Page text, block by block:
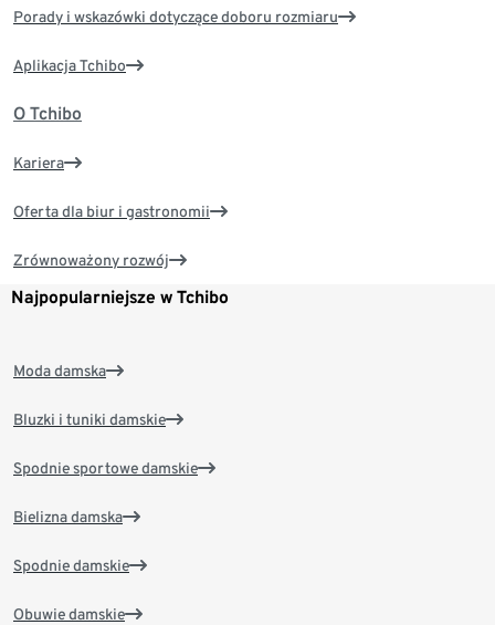
Porady i wskazówki dotyczące doboru rozmiaru
Aplikacja Tchibo
O Tchibo
Kariera
Oferta dla biur i gastronomii
Zrównoważony rozwój
Najpopularniejsze w Tchibo
Moda damska
Bluzki i tuniki damskie
Spodnie sportowe damskie
Bielizna damska
Spodnie damskie
Obuwie damskie